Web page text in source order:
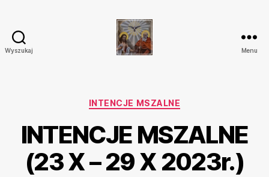
Wyszukaj
Trójcy
w
Ostrówku
Menu
Kategorie
INTENCJE MSZALNE
INTENCJE MSZALNE
(23 X – 29 X 2023r.)